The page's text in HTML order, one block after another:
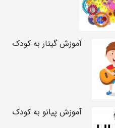
آموزش گیتار به کودک
آموزش پیانو به کودک